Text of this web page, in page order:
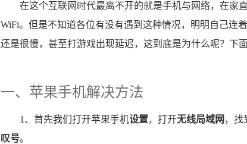
在这个互联网时代最离不开的就是手机与网络，在家
WiFi。但是不知道各位有没有遇到这种情况，明明自己连
还是很慢，甚至打游戏出现延迟，这到底是为什么呢？下
一、苹果手机解决方法
1、首先我们打开苹果手机设置，打开无线局域网 ，找
叹号。